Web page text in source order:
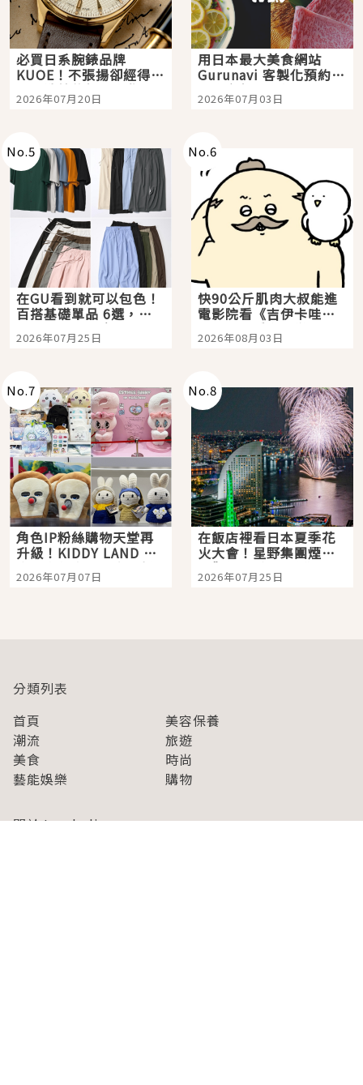
必買日系腕錶品牌
KUOE！不張揚卻經得起
時間洗鍊的經典之作五
選
2026年07月20日
用日本最大美食網站
Gurunavi 客製化預約九
大都市餐廳，打造專屬
美食體驗！
2026年07月03日
No.5
在GU看到就可以包色！
百搭基礎單品 6選，閉
眼全收也不心疼
2026年07月25日
No.6
快90公斤肌肉大叔能進
電影院看《吉伊卡哇》
嗎？日本重金屬樂團
「打首」會長與nagano
2026年08月03日
No.7
角色IP粉絲購物天堂再
升級！KIDDY LAND 原
宿店吉伊卡哇迎客，新
開幕 OMOKADO 店3分
2026年07月07日
No.8
在飯店裡看日本夏季花
火大會！星野集團煙火
景觀飯店6選，讓你不用
人擠人悠閒欣賞
2026年07月25日
分類列表
首頁
美容保養
潮流
旅遊
美食
時尚
藝能娛樂
購物
關於Japaholic